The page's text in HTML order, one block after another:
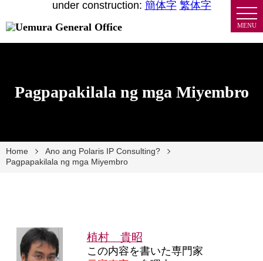
under construction: 簡体字 繁体字
MENU
Pagpapakilala ng mga Miyembro
Home
Ano ang Polaris IP Consulting?
Pagpapakilala ng mga Miyembro
植村 貴昭
この内容を書いた専門家